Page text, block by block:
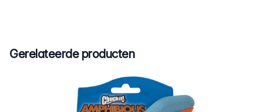
Gerelateerde producten